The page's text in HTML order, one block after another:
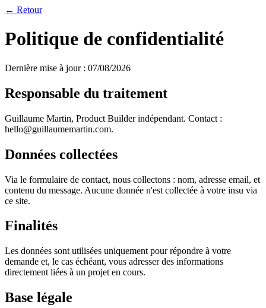
← Retour
Politique de confidentialité
Dernière mise à jour : 07/08/2026
Responsable du traitement
Guillaume Martin, Product Builder indépendant. Contact :
hello@guillaumemartin.com.
Données collectées
Via le formulaire de contact, nous collectons : nom, adresse email, et
contenu du message. Aucune donnée n'est collectée à votre insu via
ce site.
Finalités
Les données sont utilisées uniquement pour répondre à votre
demande et, le cas échéant, vous adresser des informations
directement liées à un projet en cours.
Base légale